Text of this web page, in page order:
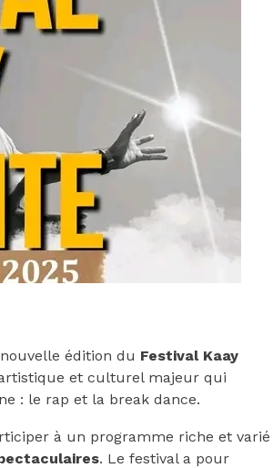
édition du Festival Kaay
et culturel majeur qui
: le rap et la break dance.
à un programme riche et varié
. Le festival a pour